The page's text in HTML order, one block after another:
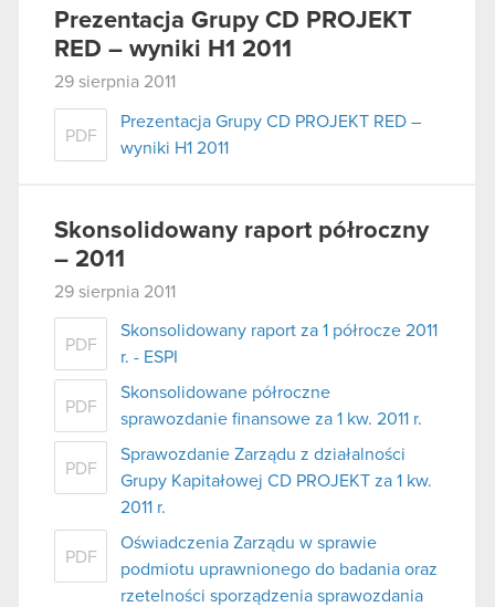
Prezentacja Grupy CD PROJEKT
RED – wyniki H1 2011
29 sierpnia 2011
PDF
Prezentacja Grupy CD PROJEKT RED –
wyniki H1 2011
Skonsolidowany raport półroczny
– 2011
29 sierpnia 2011
PDF
Skonsolidowany raport za 1 półrocze 2011
r. - ESPI
PDF
Skonsolidowane półroczne
sprawozdanie finansowe za 1 kw. 2011 r.
PDF
Sprawozdanie Zarządu z działalności
Grupy Kapitałowej CD PROJEKT za 1 kw.
2011 r.
PDF
Oświadczenia Zarządu w sprawie
podmiotu uprawnionego do badania oraz
rzetelności sporządzenia sprawozdania